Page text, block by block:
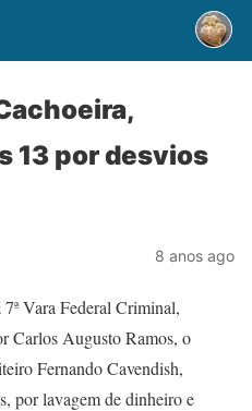
13 por desvios
8 anos ago
Vara Federal Criminal,
Carlos Augusto Ramos, o
Fernando Cavendish,
por lavagem de dinheiro e